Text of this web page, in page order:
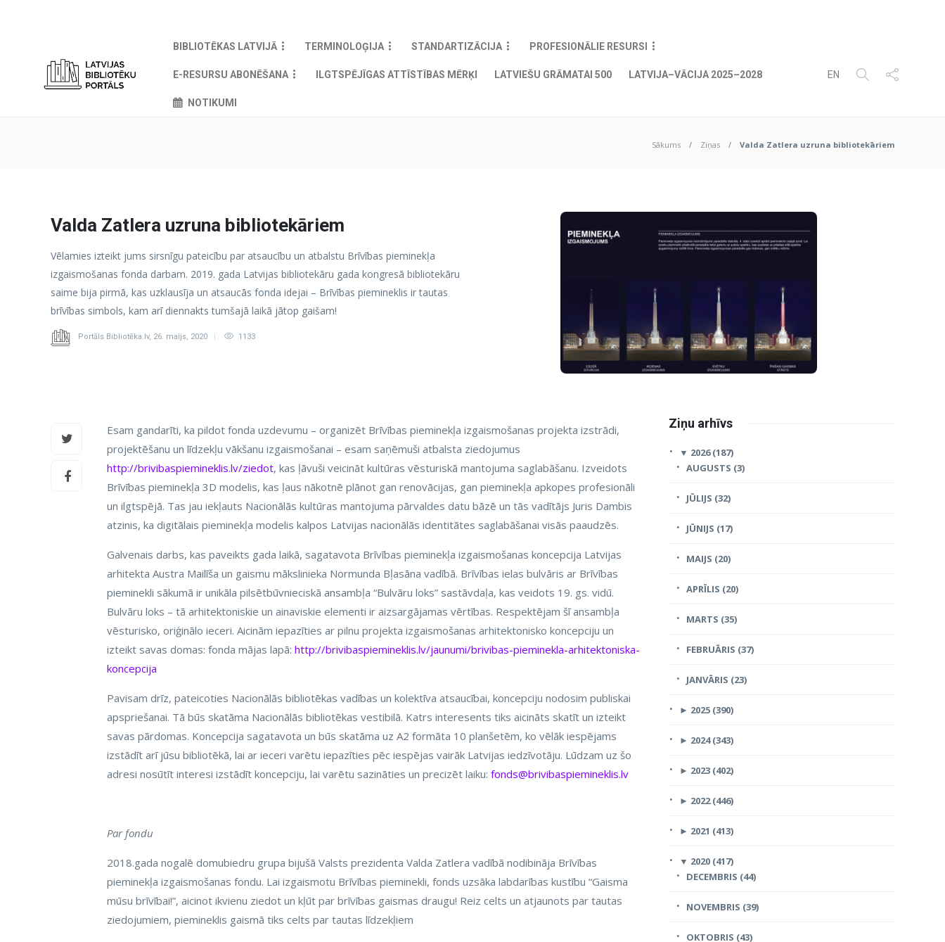
BIBLIOTĒKAS LATVIJĀ TERMINOLOĢIJA STANDARTIZĀCIJA PROFESIONĀLIE RESURSI
E-RESURSU ABONĒŠANA ILGTSPĒJĪGAS ATTĪSTĪBAS MĒRĶI LATVIEŠU GRĀMATAI 500 LATVIJA–VĀCIJA 2025–2028
NOTIKUMI
EN
Sākums Ziņas Valda Zatlera uzruna bibliotekāriem
Valda Zatlera uzruna bibliotekāriem
Vēlamies izteikt jums sirsnīgu pateicību par atsaucību un atbalstu Brīvības pieminekļa
izgaismošanas fonda darbam. 2019. gada Latvijas bibliotekāru gada kongresā bibliotekāru
saime bija pirmā, kas uzklausīja un atsaucās fonda idejai – Brīvības piemineklis ir tautas
brīvības simbols, kam arī diennakts tumšajā laikā jātop gaišam!
Portāls Bibliotēka.lv, 26. maijs, 2020 1133
Esam gandarīti, ka pildot fonda uzdevumu – organizēt Brīvības pieminekļa izgaismošanas projekta izstrādi,
projektēšanu un līdzekļu vākšanu izgaismošanai – esam saņēmuši atbalsta ziedojumus
http://brivibaspiemineklis.lv/ziedot, kas ļāvuši veicināt kultūras vēsturiskā mantojuma saglabāšanu. Izveidots
Brīvības pieminekļa 3D modelis, kas ļaus nākotnē plānot gan renovācijas, gan pieminekļa apkopes profesionāli
un ilgtspējā. Tas jau iekļauts Nacionālās kultūras mantojuma pārvaldes datu bāzē un tās vadītājs Juris Dambis
atzinis, ka digitālais pieminekļa modelis kalpos Latvijas nacionālās identitātes saglabāšanai visās paaudzēs.
Galvenais darbs, kas paveikts gada laikā, sagatavota Brīvības pieminekļa izgaismošanas koncepcija Latvijas
arhitekta Austra Mailīša un gaismu mākslinieka Normunda Bļasāna vadībā. Brīvības ielas bulvāris ar Brīvības
pieminekli sākumā ir unikāla pilsētbūvnieciskā ansambļa “Bulvāru loks” sastāvdaļa, kas veidots 19. gs. vidū.
Bulvāru loks – tā arhitektoniskie un ainaviskie elementi ir aizsargājamas vērtības. Respektējam šī ansambļa
vēsturisko, oriģinālo ieceri. Aicinām iepazīties ar pilnu projekta izgaismošanas arhitektonisko koncepciju un
izteikt savas domas: fonda mājas lapā: http://brivibaspiemineklis.lv/jaunumi/brivibas-pieminekla-arhitektoniska-
koncepcija
Pavisam drīz, pateicoties Nacionālās bibliotēkas vadības un kolektīva atsaucībai, koncepciju nodosim publiskai
apspriešanai. Tā būs skatāma Nacionālās bibliotēkas vestibilā. Katrs interesents tiks aicināts skatīt un izteikt
savas pārdomas. Koncepcija sagatavota un būs skatāma uz A2 formāta 10 planšetēm, ko vēlāk iespējams
izstādīt arī jūsu bibliotēkā, lai ar ieceri varētu iepazīties pēc iespējas vairāk Latvijas iedzīvotāju. Lūdzam uz šo
adresi nosūtīt interesi izstādīt koncepciju, lai varētu sazināties un precizēt laiku: fonds@brivibaspiemineklis.lv
Par fondu
2018.gada nogalē domubiedru grupa bijušā Valsts prezidenta Valda Zatlera vadībā nodibināja Brīvības
pieminekļa izgaismošanas fondu. Lai izgaismotu Brīvības pieminekli, fonds uzsāka labdarības kustību “Gaisma
mūsu brīvībai!”, aicinot ikvienu ziedot un kļūt par brīvības gaismas draugu! Reiz celts un atjaunots par tautas
ziedojumiem, piemineklis gaismā tiks celts par tautas līdzekļiem
Ziņu arhīvs
▼ 2026 (187)
AUGUSTS (3)
JŪLIJS (32)
JŪNIJS (17)
MAIJS (20)
APRĪLIS (20)
MARTS (35)
FEBRUĀRIS (37)
JANVĀRIS (23)
► 2025 (390)
► 2024 (343)
► 2023 (402)
► 2022 (446)
► 2021 (413)
▼ 2020 (417)
DECEMBRIS (44)
NOVEMBRIS (39)
OKTOBRIS (43)